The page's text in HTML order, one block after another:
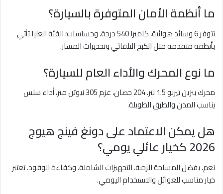
ما أنظمة الأمان المتوفرة بالسيارة؟
تتوفر 6 وسائد هوائية، كاميرا 540 درجة، وحساسات؛ الفئة العليا تأتي
بأنظمة متقدمة مثل الكبح التلقائي وتحذيرات المسار.
ما نوع المحرك والأداء العام للسيارة؟
محرك بنزين تيربو 1.5 لتر، 204 حصان، عزم 305 نيوتن متر، أداء سلس
يناسب المدن والطرق الطويلة.
هل يمكن الاعتماد على دونغ فينج هيوج
2026 كخيار عائلي يومي؟
نعم، بفضل المساحة الرحبة، التجهيزات الشاملة، وكفاءة الوقود، تعتبر
خيار مناسب للعوائل والاستخدام اليومي.